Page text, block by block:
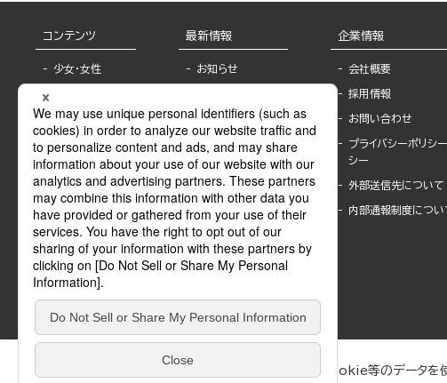
コンテンツ
少女・女性
BL
ライトノベル
青年・一般
グラビア・写真
モーター誌
SPECIAL
Sublicense
最新情報
お知らせ
報
書店様へ
海外ライセンシー
公式SNSアカウ
ント
作家一覧
Keyword list
Author list
企業情報
会社概要
採用情報
お問い合わせ
プライバシーポリシー
シー
外部送信先について
内部通報制度につい
ぶんか社が運営するサイトでは、利便性向上のためにCookie等のデータを